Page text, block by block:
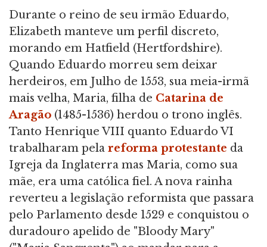
Durante o reino de seu irmão Eduardo,
Elizabeth manteve um perfil discreto,
morando em Hatfield (Hertfordshire).
Quando Eduardo morreu sem deixar
herdeiros, em Julho de 1553, sua meia-irmã
mais velha, Maria, filha de Catarina de
Aragão (1485-1536) herdou o trono inglês.
Tanto Henrique VIII quanto Eduardo VI
trabalharam pela reforma protestante da
Igreja da Inglaterra mas Maria, como sua
mãe, era uma católica fiel. A nova rainha
reverteu a legislação reformista que passara
pelo Parlamento desde 1529 e conquistou o
duradouro apelido de "Bloody Mary"